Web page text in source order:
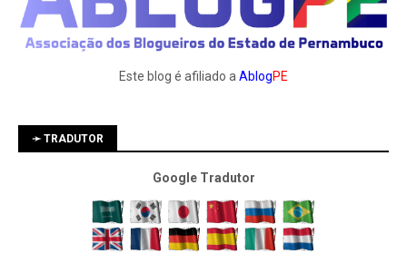
Este blog é afiliado aAblogPE
➛ TRADUTOR
Google Tradutor